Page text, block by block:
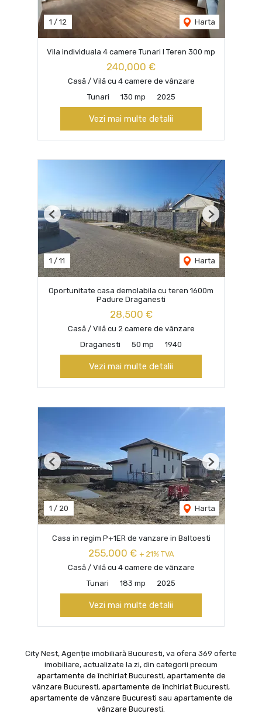
1 / 12 Harta
Vila individuala 4 camere Tunari I Teren 300 mp
240,000 €
Casă / Vilă cu 4 camere de vânzare
Tunari
130 mp 2025
Vezi mai multe detalii
1 / 11 Harta
Previous Next
Oportunitate casa demolabila cu teren 1600m
Padure Draganesti
28,500 €
Casă / Vilă cu 2 camere de vânzare
Draganesti
50 mp 1940
Vezi mai multe detalii
1 / 20 Harta
Previous Next
Casa in regim P+1ER de vanzare in Baltoesti
255,000 € + 21% TVA
Casă / Vilă cu 4 camere de vânzare
Tunari
183 mp 2025
Vezi mai multe detalii
City Nest, Agenție imobiliară Bucuresti, va ofera 369 oferte
imobiliare, actualizate la zi, din categorii precum
apartamente de închiriat Bucuresti, apartamente de
vânzare Bucuresti, apartamente de închiriat Bucuresti,
apartamente de vânzare Bucuresti sau apartamente de
vânzare Bucuresti